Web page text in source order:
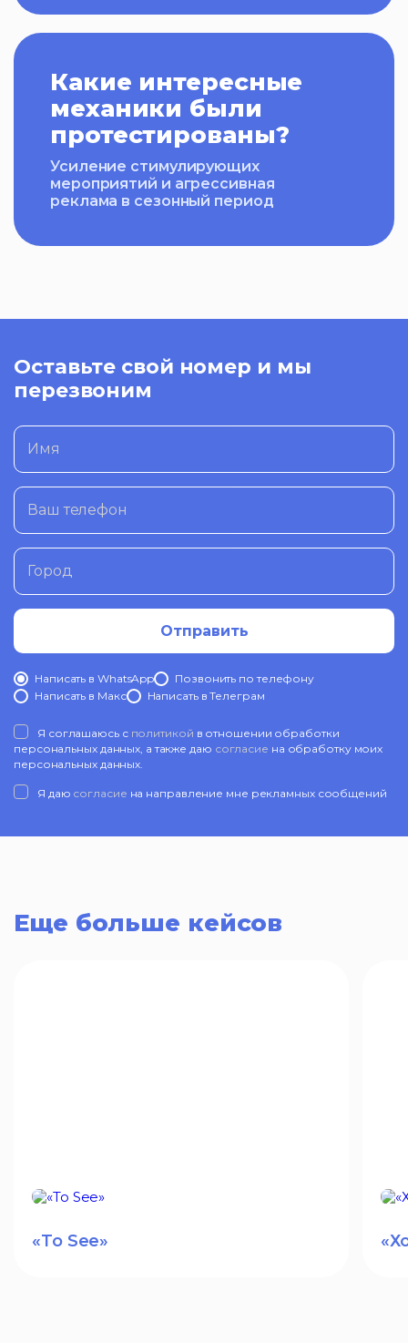
Какие интересные
механики были
протестированы?
Усиление стимулирующих
мероприятий и агрессивная
реклама в сезонный период
Оставьте свой номер и мы
перезвоним
Имя
Ваш телефон
Город
Отправить
Написать в WhatsApp
Позвонить по телефону
Написать в Mакс
Написать в Телеграм
Я соглашаюсь с политикой в отношении обработки
персональных данных, а также даю согласие на обработку моих
персональных данных.
Я даю согласие на направление мне рекламных сообщений
Еще больше кейсов
«To See»